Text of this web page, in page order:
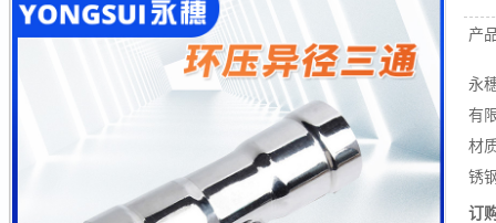
产
永
有
材
锈
订